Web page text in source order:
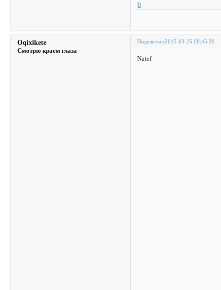
0
Поделиться2015-03-25 08:45:20
Oqixikete
Смотрю краем глаза
Natef